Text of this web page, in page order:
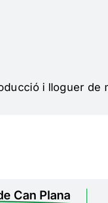
i lloguer de
Can Plana